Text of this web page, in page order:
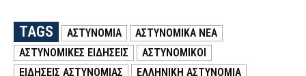
TAGS ΑΣΤΥΝΟΜΙΑ
ΑΣΤΥΝΟΜΙΚΑ ΝΕΑ
ΑΣΤΥΝΟΜΙΚΕΣ ΕΙΔΗΣΕΙΣ
ΑΣΤΥΝΟΜΙΚΟΙ
ΕΙΔΗΣΕΙΣ ΑΣΤΥΝΟΜΙΑΣ
ΕΛΛΗΝΙΚΗ ΑΣΤΥΝΟΜΙΑ